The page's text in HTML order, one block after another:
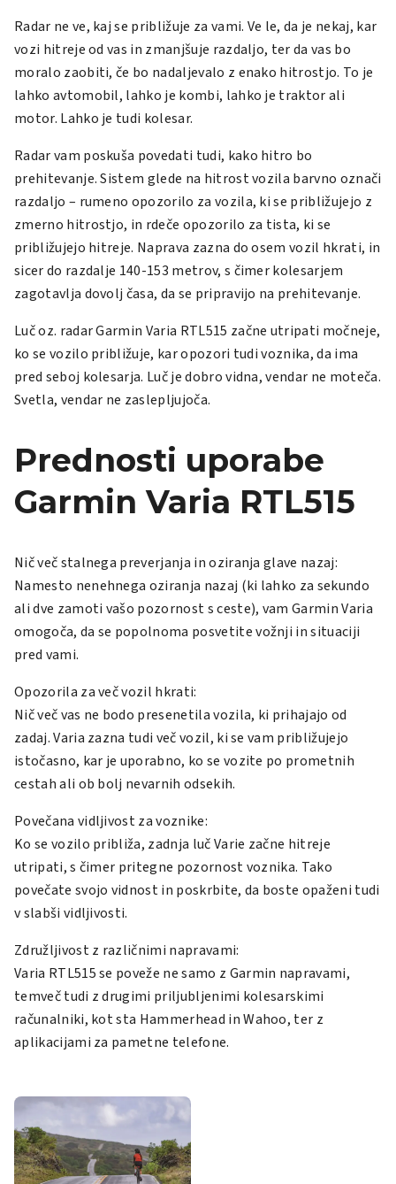
Radar ne ve, kaj se približuje za vami. Ve le, da je nekaj, kar
vozi hitreje od vas in zmanjšuje razdaljo, ter da vas bo
moralo zaobiti, če bo nadaljevalo z enako hitrostjo. To je
lahko avtomobil, lahko je kombi, lahko je traktor ali
motor. Lahko je tudi kolesar.
Radar vam poskuša povedati tudi, kako hitro bo
prehitevanje. Sistem glede na hitrost vozila barvno označi
razdaljo – rumeno opozorilo za vozila, ki se približujejo z
zmerno hitrostjo, in rdeče opozorilo za tista, ki se
približujejo hitreje. Naprava zazna do osem vozil hkrati, in
sicer do razdalje 140-153 metrov, s čimer kolesarjem
zagotavlja dovolj časa, da se pripravijo na prehitevanje.
Luč oz. radar Garmin Varia RTL515 začne utripati močneje,
ko se vozilo približuje, kar opozori tudi voznika, da ima
pred seboj kolesarja. Luč je dobro vidna, vendar ne moteča.
Svetla, vendar ne zaslepljujoča.
Prednosti uporabe
Garmin Varia RTL515
Nič več stalnega preverjanja in oziranja glave nazaj:
Namesto nenehnega oziranja nazaj (ki lahko za sekundo
ali dve zamoti vašo pozornost s ceste), vam Garmin Varia
omogoča, da se popolnoma posvetite vožnji in situaciji
pred vami.
Opozorila za več vozil hkrati:
Nič več vas ne bodo presenetila vozila, ki prihajajo od
zadaj. Varia zazna tudi več vozil, ki se vam približujejo
istočasno, kar je uporabno, ko se vozite po prometnih
cestah ali ob bolj nevarnih odsekih.
Povečana vidljivost za voznike:
Ko se vozilo približa, zadnja luč Varie začne hitreje
utripati, s čimer pritegne pozornost voznika. Tako
povečate svojo vidnost in poskrbite, da boste opaženi tudi
v slabši vidljivosti.
Združljivost z različnimi napravami:
Varia RTL515 se poveže ne samo z Garmin napravami,
temveč tudi z drugimi priljubljenimi kolesarskimi
računalniki, kot sta Hammerhead in Wahoo, ter z
aplikacijami za pametne telefone.